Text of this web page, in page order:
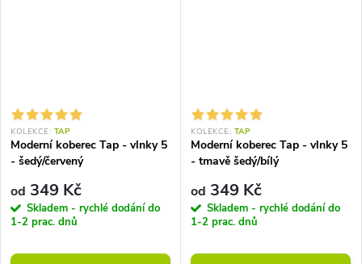
KOLEKCE: TAP
Moderní koberec Tap - vlnky 5
- šedý/červený
od 349 Kč
Skladem - rychlé dodání do
1-2 prac. dnů
KOLEKCE: TAP
Moderní koberec Tap - vlnky 5
- tmavě šedý/bílý
od 349 Kč
Skladem - rychlé dodání do
1-2 prac. dnů